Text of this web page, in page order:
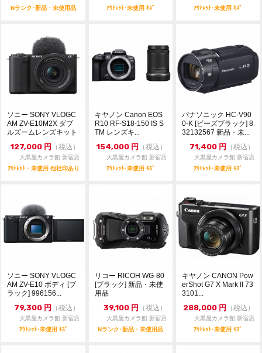
Nランク･新品・未使用品
ｱｳﾄﾚｯﾄ･未使用 ｷｽﾞ
ｱｳﾄﾚｯﾄ･未使用 ｷｽﾞ
ソニー SONY VLOGC
AM ZV-E10M2X ダブ
ルズームレンズキット
127,000 円 （税込）
大黒屋カメラ館 新宿店
ｱｳﾄﾚｯﾄ・未使用 他社印あり
キヤノン Canon EOS
R10 RF-S18-150 IS S
TM レンズキ...
154,000 円 （税込）
大黒屋カメラ館 新宿店
ｱｳﾄﾚｯﾄ･未使用 ｷｽﾞ
パナソニック HC-V90
0-K [ビーズブラック] 8
32132567 新品・未...
71,400 円 （税込）
大黒屋カメラ館 新宿店
ｱｳﾄﾚｯﾄ･未使用 ｷｽﾞ
ソニー SONY VLOGC
AM ZV-E10 ボディ [ブ
ラック] 996156...
79,300 円 （税込）
大黒屋カメラ館 新宿店
ｱｳﾄﾚｯﾄ･未使用 ｷｽﾞ
リコー RICOH WG-80
[ブラック] 新品・未使
用品
39,100 円 （税込）
大黒屋カメラ館 新宿店
Nランク･新品・未使用品
キヤノン CANON Pow
erShot G7 X Mark II 73
3101...
288,000 円 （税込）
大黒屋カメラ館 新宿店
ｱｳﾄﾚｯﾄ･未使用 ｷｽﾞ